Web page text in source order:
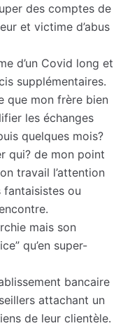
des comptes de
et victime d’abus
d’un Covid long et
supplémentaires.
que mon frère bien
les échanges
quelques mois?
qui? de mon point
travail l’attention
ou
mais son
qu’en super-
bancaire
attachant un
de leur clientèle.